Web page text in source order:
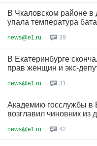
В Чкаловском районе в
упала температура
news@e1.ru 39
В Екатеринбурге
прав женщин и экс-
news@e1.ru 31
Академию госслужбы в
возглавил чиновник из
news@e1.ru 42